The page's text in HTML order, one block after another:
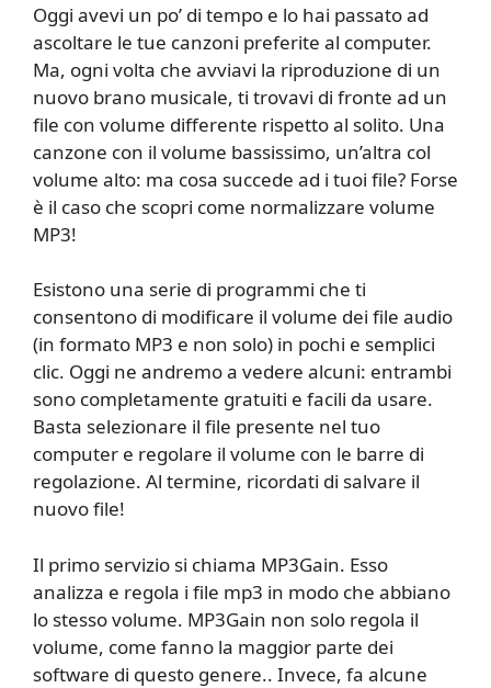
Oggi avevi un po’ di tempo e lo hai passato ad
ascoltare le tue canzoni preferite al computer.
Ma, ogni volta che avviavi la riproduzione di un
nuovo brano musicale, ti trovavi di fronte ad un
file con volume differente rispetto al solito. Una
canzone con il volume bassissimo, un’altra col
volume alto: ma cosa succede ad i tuoi file? Forse
è il caso che scopri come normalizzare volume
MP3!
Esistono una serie di programmi che ti
consentono di modificare il volume dei file audio
(in formato MP3 e non solo) in pochi e semplici
clic. Oggi ne andremo a vedere alcuni: entrambi
sono completamente gratuiti e facili da usare.
Basta selezionare il file presente nel tuo
computer e regolare il volume con le barre di
regolazione. Al termine, ricordati di salvare il
nuovo file!
Il primo servizio si chiama MP3Gain. Esso
analizza e regola i file mp3 in modo che abbiano
lo stesso volume. MP3Gain non solo regola il
volume, come fanno la maggior parte dei
software di questo genere.. Invece, fa alcune